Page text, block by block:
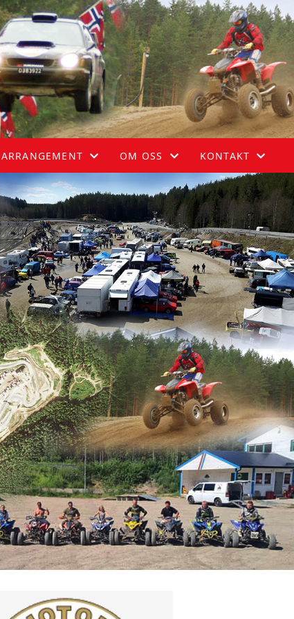
ARRANGEMENT
HIMMELSPRETTEN
AURSKOG-HØLAND RALLY
108-ÅRSLØPET - FORENKLET ETAPPE ENDURO
OM OSS
OM KLUBBEN
LOVER OG REGLER
BLI MEDLEM
KONTAKT
STYRET